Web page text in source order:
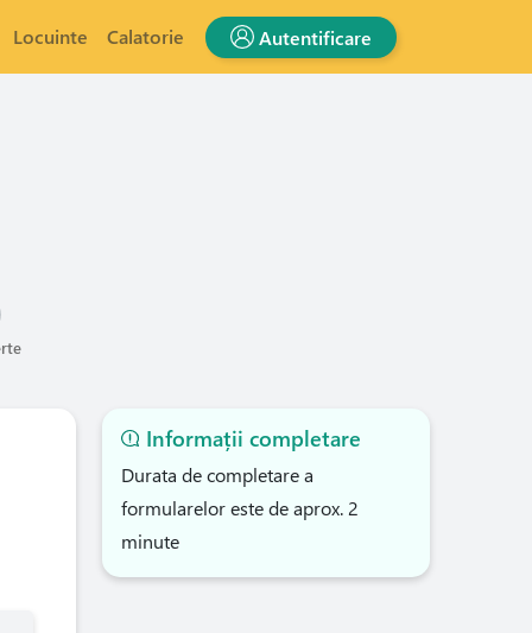
Locuinte Calatorie Autentificare
Informații completare
Durata de completare a
formularelor este de aprox. 2
minute